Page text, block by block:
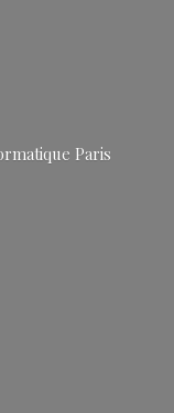
Paris